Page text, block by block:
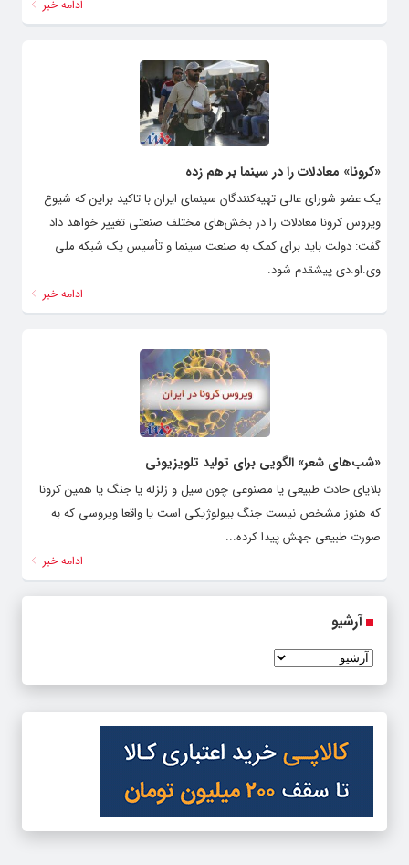
ادامه خبر
«کرونا» معادلات را در سینما بر هم زده
یک عضو شورای عالی تهیه‌کنندگان‌ سینمای ایران با تاکید براین که شیوع
ویروس کرونا معادلات را در بخش‌های مختلف صنعتی تغییر خواهد داد
گفت: دولت باید برای کمک به صنعت سینما و تأسیس یک شبکه ملی
وی.او.دی پیشقدم شود.‌
ادامه خبر
«شب‌های شعر» الگویی برای تولید تلویزیونی
بلایای حادث طبیعی یا مصنوعی چون سیل و زلزله یا جنگ یا همین کرونا
که هنوز مشخص نیست جنگ بیولوژیکی است یا واقعا ویروسی که به
صورت طبیعی جهش پیدا کرده...
ادامه خبر
آرشیو